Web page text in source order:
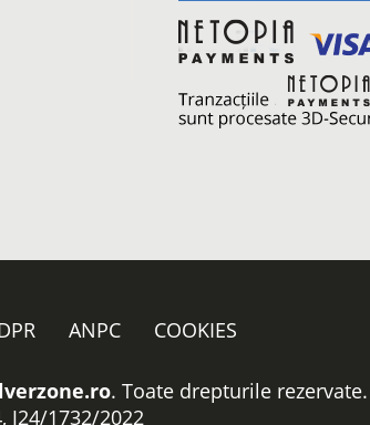
ANPC COOKIES
. Toate drepturile rezervate.
J24/1732/2022